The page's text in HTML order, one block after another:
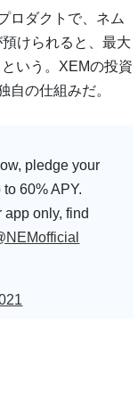
ロダクトで、ネム
けられると、最大
いう。XEMの投資
自の仕組みだ。
pledge your
to 60% APY.
only, find